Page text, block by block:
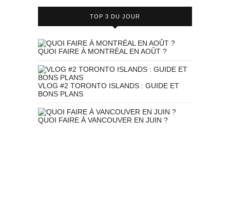
TOP 3 DU JOUR
QUOI FAIRE À MONTRÉAL EN AOÛT ?
VLOG #2 TORONTO ISLANDS : GUIDE ET
BONS PLANS
QUOI FAIRE À VANCOUVER EN JUIN ?